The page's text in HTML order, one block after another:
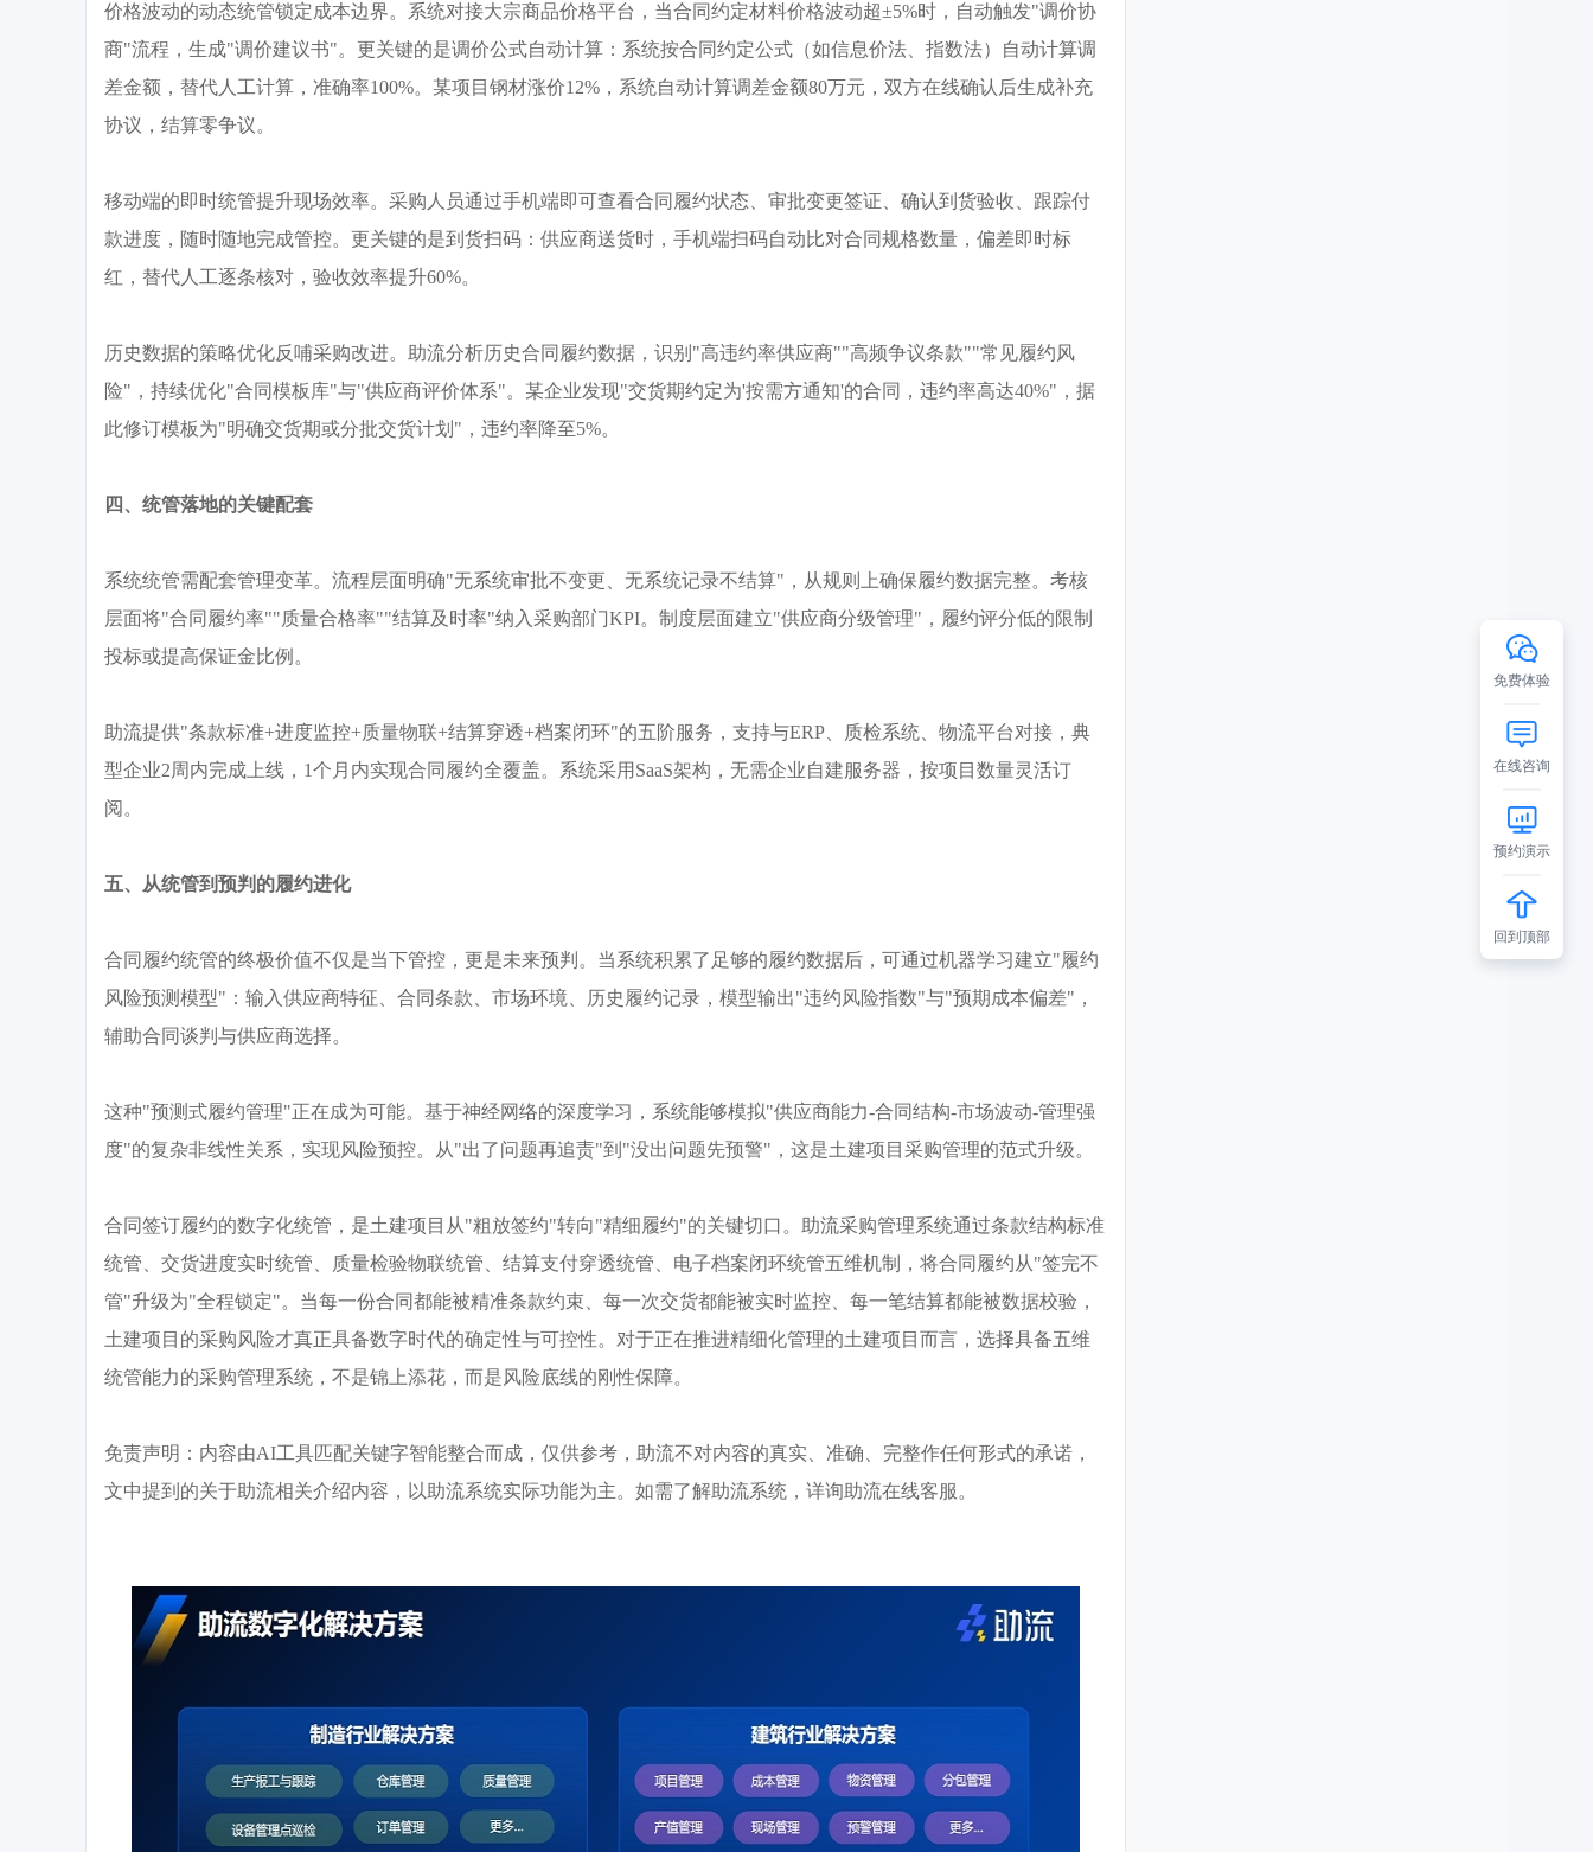
价格波动的动态统管锁定成本边界。系统对接大宗商品价格平台，当合同约定材料价格波动超±5%时，自动触发"调价协
商"流程，生成"调价建议书"。更关键的是调价公式自动计算：系统按合同约定公式（如信息价法、指数法）自动计算调
差金额，替代人工计算，准确率100%。某项目钢材涨价12%，系统自动计算调差金额80万元，双方在线确认后生成补充
协议，结算零争议。
移动端的即时统管提升现场效率。采购人员通过手机端即可查看合同履约状态、审批变更签证、确认到货验收、跟踪付
款进度，随时随地完成管控。更关键的是到货扫码：供应商送货时，手机端扫码自动比对合同规格数量，偏差即时标
红，替代人工逐条核对，验收效率提升60%。
历史数据的策略优化反哺采购改进。助流分析历史合同履约数据，识别 "高违约率供应商""高频争议条款""常见履约风
险"，持续优化"合同模板库"与"供应商评价体系"。某企业发现"交货期约定为'按需方通知'的合同，违约率高达40%"，据
此修订模板为"明确交货期或分批交货计划"，违约率降至5%。
四、统管落地的关键配套
系统统管需配套管理变革。流程层面明确"无系统审批不变更、无系统记录不结算"，从规则上确保履约数据完整。考核
层面将"合同履约率""质量合格率""结算及时率"纳入采购部门KPI。制度层面建立"供应商分级管理"，履约评分低的限制
投标或提高保证金比例。
助流提供"条款标准+进度监控+质量物联+结算穿透+档案闭环"的五阶服务，支持与ERP、质检系统、物流平台对接，典
型企业2周内完成上线，1个月内实现合同履约全覆盖。系统采用SaaS架构，无需企业自建服务器，按项目数量灵活订
阅。
五、从统管到预判的履约进化
合同履约统管的终极价值不仅是当下管控，更是未来预判。当系统积累了足够的履约数据后，可通过机器学习建立"履约
风险预测模型"：输入供应商特征、合同条款、市场环境、历史履约记录，模型输出"违约风险指数"与"预期成本偏差"，
辅助合同谈判与供应商选择。
这种"预测式履约管理"正在成为可能。基于神经网络的深度学习，系统能够模拟"供应商能力-合同结构-市场波动-管理强
度"的复杂非线性关系，实现风险预控。从"出了问题再追责"到"没出问题先预警"，这是土建项目采购管理的范式升级。
合同签订履约的数字化统管，是土建项目从"粗放签约"转向"精细履约"的关键切口。助流采购管理系统通过条款结构标准
统管、交货进度实时统管、质量检验物联统管、结算支付穿透统管、电子档案闭环统管五维机制，将合同履约从"签完不
管"升级为"全程锁定"。当每一份合同都能被精准条款约束、每一次交货都能被实时监控、每一笔结算都能被数据校验，
土建项目的采购风险才真正具备数字时代的确定性与可控性。对于正在推进精细化管理的土建项目而言，选择具备五维
统管能力的采购管理系统，不是锦上添花，而是风险底线的刚性保障。
免责声明：内容由AI工具匹配关键字智能整合而成，仅供参考，助流不对内容的真实、准确、完整作任何形式的承诺，
文中提到的关于助流相关介绍内容，以助流系统实际功能为主。如需了解助流系统，详询助流在线客服。
免费体验
在线咨询
预约演示
回到顶部